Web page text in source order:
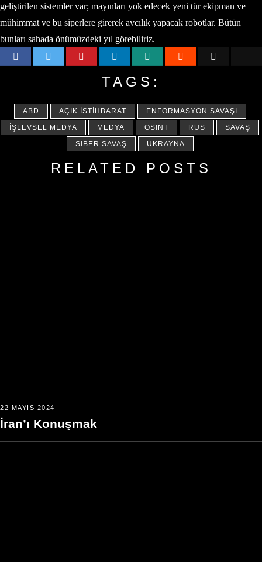
geliştirilen sistemler var; mayınları yok edecek yeni tür ekipman ve
mühimmat ve bu siperlere girerek avcılık yapacak robotlar. Bütün
bunları sahada önümüzdeki yıl görebiliriz.
TAGS:
ABD AÇIK İSTIHBARAT
ENFORMASYON SAVAŞI
İŞLEVSEL MEDYA
MEDYA OSINT RUS
SAVAŞ
SIBER SAVAŞ
UKRAYNA
RELATED POSTS
22 MAYIS 2024
İran’ı Konuşmak